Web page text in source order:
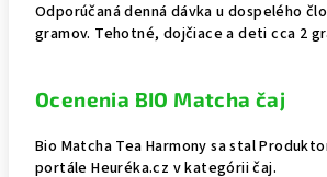
Odporúčaná denná dávka u dospelého
gramov. Tehotné, dojčiace a deti cca 2
Ocenenia BIO Matcha čaj
Bio Matcha Tea Harmony sa stal
portále Heuréka.cz v kategórii čaj.